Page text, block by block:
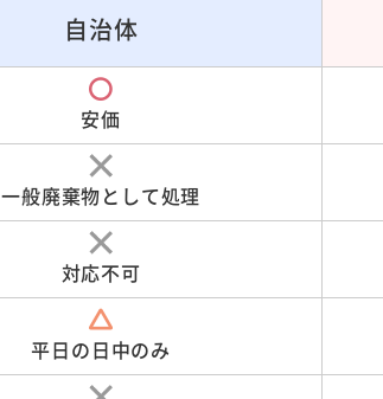
自治体
安価
一般廃棄物として処理
対応不可
平日の日中のみ